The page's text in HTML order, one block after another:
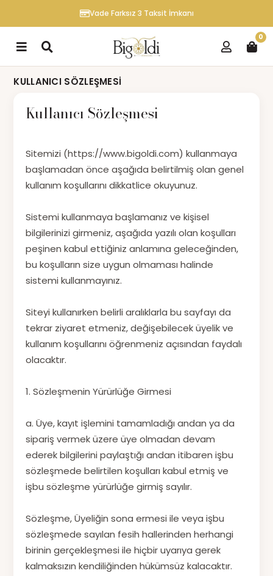
Vade Farksız 3 Taksit İmkanı
0
KULLANICI SÖZLEŞMESI
Kullanıcı Sözleşmesi
Sitemizi (https://www.bigoldi.com) kullanmaya
başlamadan önce aşağıda belirtilmiş olan genel
kullanım koşullarını dikkatlice okuyunuz.
Sistemi kullanmaya başlamanız ve kişisel
bilgilerinizi girmeniz, aşağıda yazılı olan koşulları
peşinen kabul ettiğiniz anlamına geleceğinden,
bu koşulların size uygun olmaması halinde
sistemi kullanmayınız.
Siteyi kullanırken belirli aralıklarla bu sayfayı da
tekrar ziyaret etmeniz, değişebilecek üyelik ve
kullanım koşullarını öğrenmeniz açısından faydalı
olacaktır.
1. Sözleşmenin Yürürlüğe Girmesi
a. Üye, kayıt işlemini tamamladığı andan ya da
sipariş vermek üzere üye olmadan devam
ederek bilgilerini paylaştığı andan itibaren işbu
sözleşmede belirtilen koşulları kabul etmiş ve
işbu sözleşme yürürlüğe girmiş sayılır.
Sözleşme, Üyeliğin sona ermesi ile veya işbu
sözleşmede sayılan fesih hallerinden herhangi
birinin gerçekleşmesi ile hiçbir uyarıya gerek
kalmaksızın kendiliğinden hükümsüz kalacaktır.